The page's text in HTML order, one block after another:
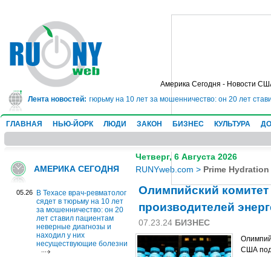
Америка Сегодня - Новости
Лента новостей:
ревматолог сядет в тюрьму на 10 лет за мошенничество: он 20 лет
ГЛАВНАЯ НЬЮ-ЙОРК ЛЮДИ ЗАКОН БИЗНЕС КУЛЬТУРА
АМЕРИКА СЕГОДНЯ
05.26
В Техасе врач-ревматолог
сядет в тюрьму на 10 лет
за мошенничество: он 20
лет ставил пациентам
неверные диагнозы и
находил у них
несуществующие болезни
Четверг, 6 Августа 2026
RUNYweb.com > Prime Hydration
Олимпийский
производителей
07.23.24 БИЗНЕС
США